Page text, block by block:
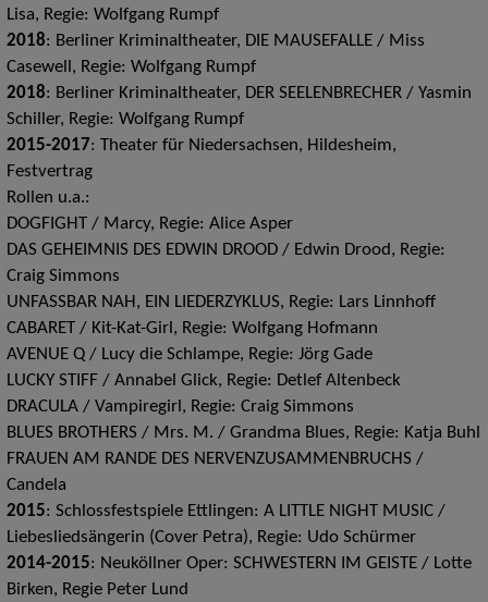
Lisa, Regie: Wolfgang Rumpf
2018: Berliner Kriminaltheater, DIE MAUSEFALLE / Miss
Casewell, Regie: Wolfgang Rumpf
2018: Berliner Kriminaltheater, DER SEELENBRECHER / Yasmin
Schiller, Regie: Wolfgang Rumpf
2015-2017: Theater für Niedersachsen, Hildesheim,
Festvertrag
Rollen u.a.:
DOGFIGHT / Marcy, Regie: Alice Asper
DAS GEHEIMNIS DES EDWIN DROOD / Edwin Drood, Regie:
Craig Simmons
UNFASSBAR NAH, EIN LIEDERZYKLUS, Regie: Lars Linnhoff
CABARET / Kit-Kat-Girl, Regie: Wolfgang Hofmann
AVENUE Q / Lucy die Schlampe, Regie: Jörg Gade
LUCKY STIFF / Annabel Glick, Regie: Detlef Altenbeck
DRACULA / Vampiregirl, Regie: Craig Simmons
BLUES BROTHERS / Mrs. M. / Grandma Blues, Regie: Katja Buhl
FRAUEN AM RANDE DES NERVENZUSAMMENBRUCHS /
Candela
2015: Schlossfestspiele Ettlingen: A LITTLE NIGHT MUSIC /
Liebesliedsängerin (Cover Petra), Regie: Udo Schürmer
2014-2015: Neuköllner Oper: SCHWESTERN IM GEISTE / Lotte
Birken, Regie Peter Lund